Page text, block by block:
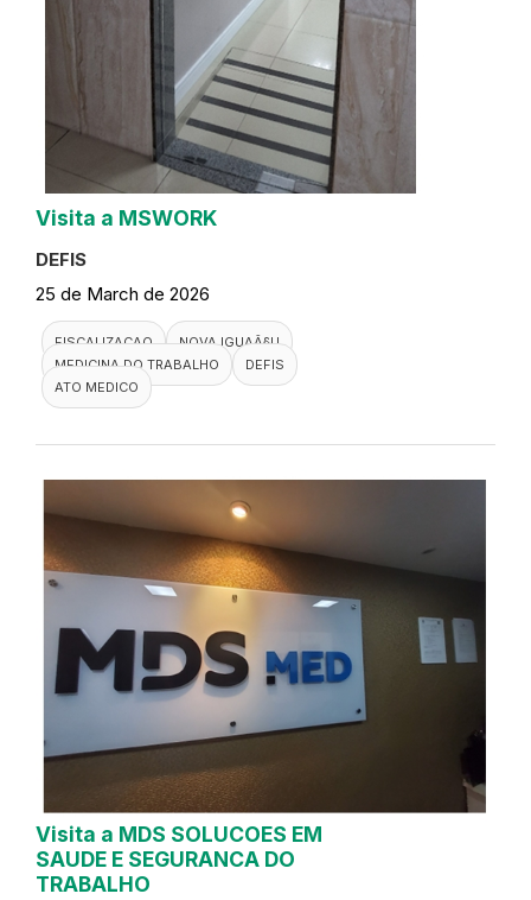
Visita a MSWORK
DEFIS
25 de March de 2026
FISCALIZACAO
NOVA IGUAÃ§U
MEDICINA DO TRABALHO
DEFIS
ATO MEDICO
Visita a MDS SOLUCOES EM
SAUDE E SEGURANCA DO
TRABALHO